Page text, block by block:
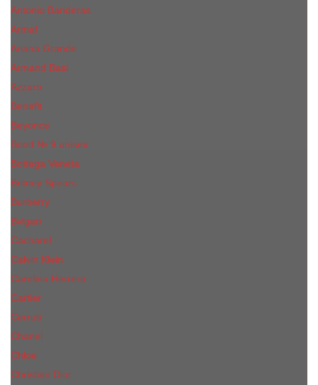
Antonio Banderas
Armaf
Ariana Grande
Armand Basi
Azzaro
Benefit
Beyonce
Bond № 9 unisex
Bottega Veneta
Britney Spears
Burberry
Bvlgari
Cacharel
Calvin Klein
Carolina Herrera
Cartier
Cerruti
Сhanеl
Chloe
Christian Dior